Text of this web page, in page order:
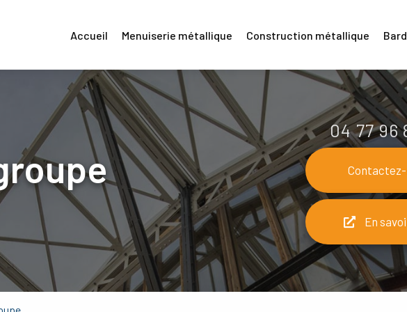
Accueil Menuiserie métallique Construction métallique
04 77 96
Contactez-
En